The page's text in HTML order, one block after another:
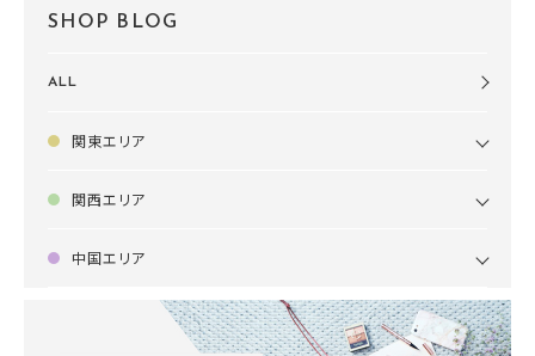
SHOP BLOG
ALL
関東エリア
関西エリア
中国エリア